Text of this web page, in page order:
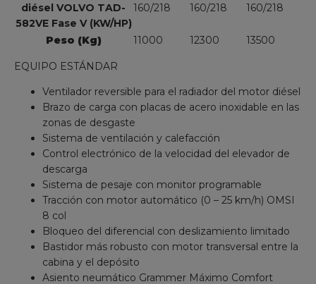
diésel VOLVO TAD-
582VE Fase V (KW/HP)
160/218 160/218 160/218
Peso (Kg) 11000 12300 13500
EQUIPO ESTÁNDAR
Ventilador reversible para el radiador del motor diésel
Brazo de carga con placas de acero inoxidable en las
zonas de desgaste
Sistema de ventilación y calefacción
Control electrónico de la velocidad del elevador de
descarga
Sistema de pesaje con monitor programable
Tracción con motor automático (0 – 25 km/h) OMSI
8 col
Bloqueo del diferencial con deslizamiento limitado
Bastidor más robusto con motor transversal entre la
cabina y el depósito
Asiento neumático Grammer Máximo Comfort